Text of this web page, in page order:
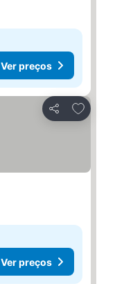
Ver preços
Partilhar
Adicionar
Ver preços